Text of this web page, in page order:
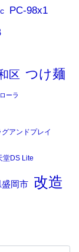
PC-98x1
区 つけ麺
ーラ
グアンドプレイ
堂DS Lite
岡市 改造